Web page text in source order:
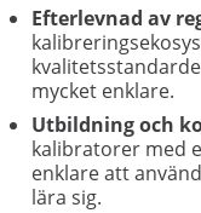
Efterlevnad av
mycket enklare.
Utbildning och
kalibratorer med
enklare att
lära sig.